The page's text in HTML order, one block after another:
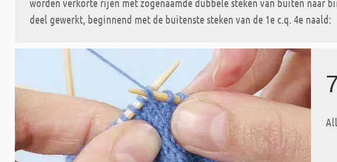
deel gewerkt, beginnend met de buitenste steken van de 1e c.q. 4e naald: